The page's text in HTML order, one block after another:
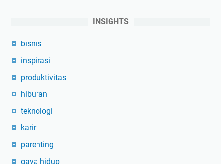
INSIGHTS
bisnis
inspirasi
produktivitas
hiburan
teknologi
karir
parenting
gaya hidup